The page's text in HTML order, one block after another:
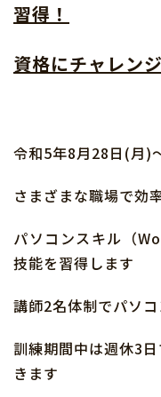
習得！
資格にチャレンジ
令和5年8月28日(月)
さまざまな職場で効
パソコンスキル（
技能を習得します
講師2名体制でパソ
訓練期間中は週休3
きます